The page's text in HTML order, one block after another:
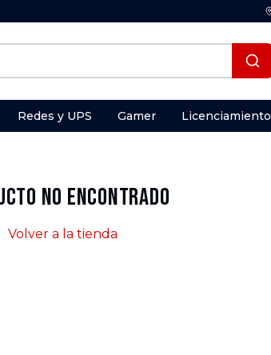
Redes y UPS Gamer Licenciamiento
no encontrado
Volver a la tienda